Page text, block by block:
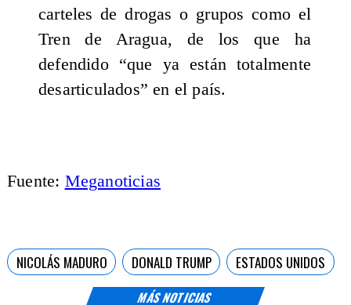
MÁS NOTICIAS
carteles de drogas o grupos como el
Tren de Aragua, de los que ha
defendido “que ya están totalmente
desarticulados” en el país.
Fuente: Meganoticias
NICOLÁS MADURO DONALD TRUMP ESTADOS UNIDOS